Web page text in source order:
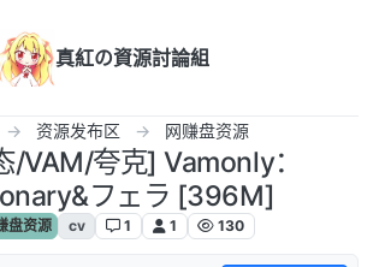
真紅の資源討論組
资源发布区 网赚盘资源
/VAM/夸克] Vamonly：
フェラ [396M]
盘资源 cv 1 1 130